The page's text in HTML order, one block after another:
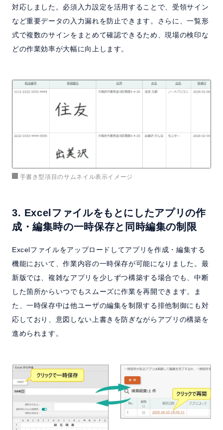
対応しました。必須入力設定を活用することで、受領サイン
など重要データの入力漏れを防止できます。さらに、一覧形
式で複数のサインをまとめて確認できるため、現場の検印な
どの作業効率が大幅に向上します。
手書き型項目のサムネイル表示イメージ
3. Excelファイルをもとにしたアプリの作
成・編集時の一時保存と同時編集の制限
Excelファイルをアップロードしてアプリを作成・編集する
機能において、作業内容の一時保存が可能になりました。最
新版では、複雑なアプリを少しずつ構築する場合でも、中断
した箇所からいつでもスムーズに作業を再開できます。ま
た、一時保存中は他ユーザの編集を制限する排他制御にも対
応しており、意図しない上書きを防ぎながらアプリの構築を
進められます。